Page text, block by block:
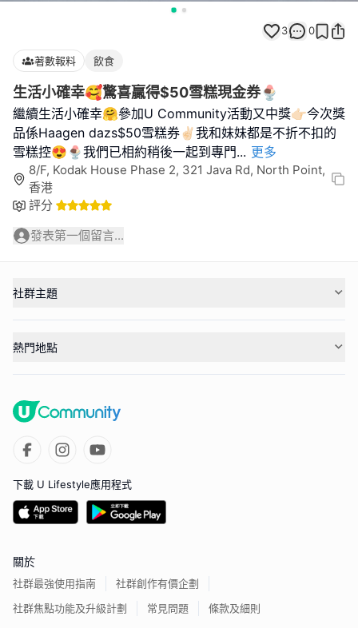
3 0
著數報料 飲食
生活小確幸🥰驚喜贏得$50雪糕現金券🍨
繼續生活小確幸🤗參加U Community活動又中獎👉🏻今次獎
品係Haagen dazs$50雪糕券✌🏻我和妹妹都是不折不扣的
雪糕控😍🍨我們已相約稍後一起到專門... 更多
8/F, Kodak House Phase 2, 321 Java Rd, North Point,
香港
評分
發表第一個留言...
社群主題
熱門地點
下載 U Lifestyle應用程式
關於
社群最強使用指南
社群創作有價企劃
社群焦點功能及升級計劃
常見問題 條款及細則